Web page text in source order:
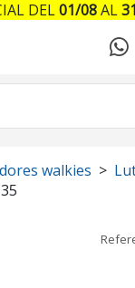
walkies
DEL01/08AL